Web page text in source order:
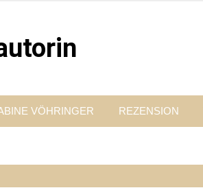
VÖHRINGER REZENSION